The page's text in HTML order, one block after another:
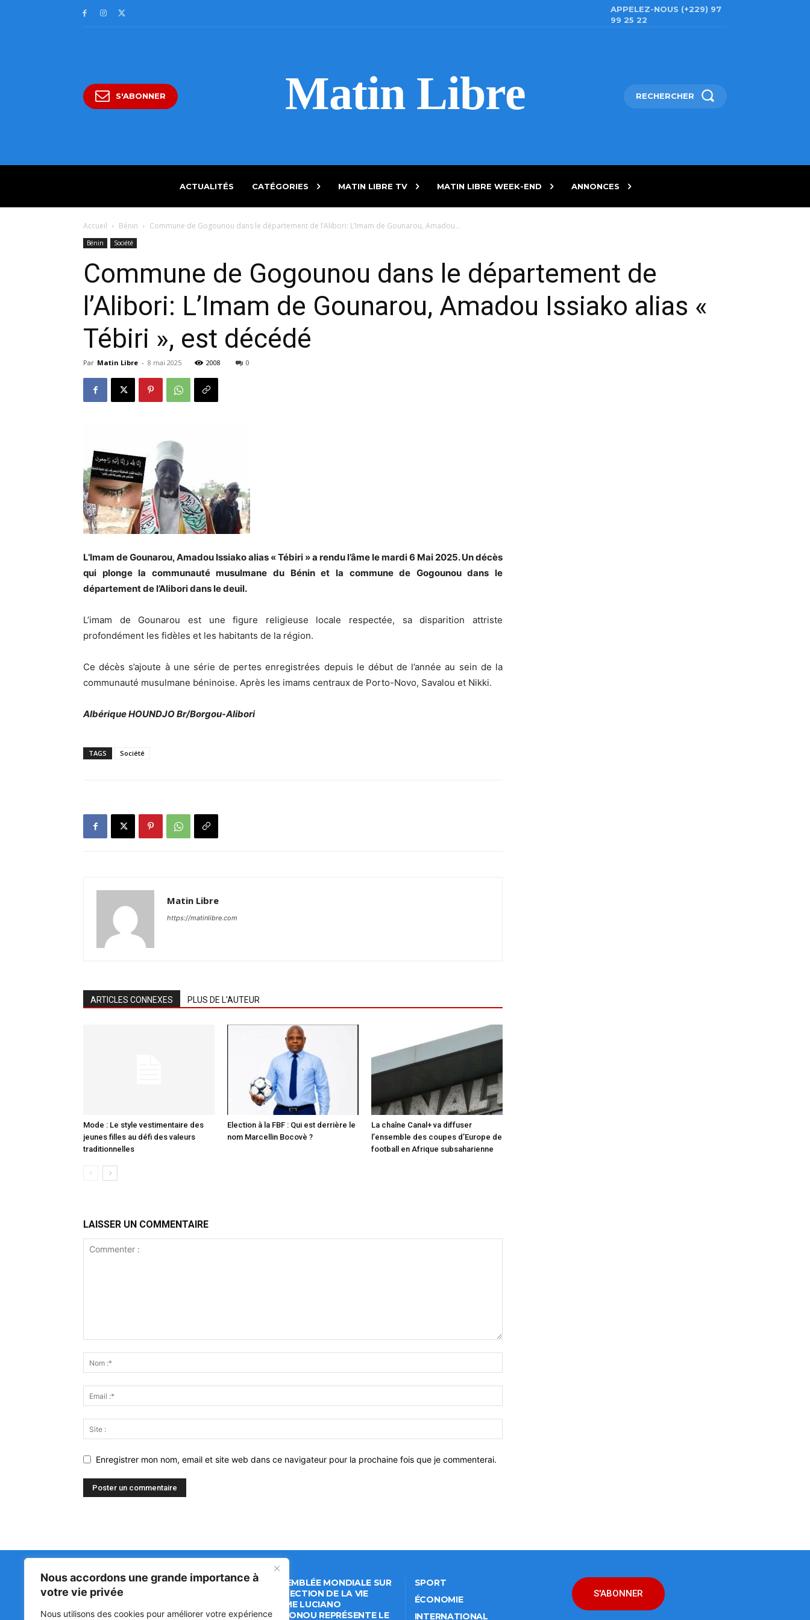
Nous accordons une grande importance à
votre vie privée
Nous utilisons des cookies pour améliorer votre expérience
APPELEZ-NOUS (+229) 97
99 25 22
S'ABONNER Matin Libre RECHERCHER
ACTUALITÉS CATÉGORIES MATIN LIBRE TV MATIN LIBRE WEEK-END ANNONCES
Accueil Bénin Commune de Gogounou dans le département de l’Alibori: L’Imam de Gounarou, Amadou...
Bénin Société
Commune de Gogounou dans le département de
l’Alibori: L’Imam de Gounarou, Amadou Issiako alias «
Tébiri », est décédé
Par Matin Libre - 8 mai 2025 2008 0
L’Imam de Gounarou, Amadou Issiako alias « Tébiri » a rendu l’âme le mardi 6 Mai 2025. Un décès
qui plonge la communauté musulmane du Bénin et la commune de Gogounou dans le
département de l’Alibori dans le deuil.
L’imam de Gounarou est une figure religieuse locale respectée, sa disparition attriste
profondément les fidèles et les habitants de la région.
Ce décès s’ajoute à une série de pertes enregistrées depuis le début de l’année au sein de la
communauté musulmane béninoise. Après les imams centraux de Porto-Novo, Savalou et Nikki.
Albérique HOUNDJO Br/Borgou-Alibori
TAGS Société
Matin Libre
https://matinlibre.com
ARTICLES CONNEXES PLUS DE L'AUTEUR
Mode : Le style vestimentaire des
jeunes filles au défi des valeurs
traditionnelles
Election à la FBF : Qui est derrière le
nom Marcellin Bocovè ?
La chaîne Canal+ va diffuser
l’ensemble des coupes d’Europe de
football en Afrique subsaharienne
LAISSER UN COMMENTAIRE
Enregistrer mon nom, email et site web dans ce navigateur pour la prochaine fois que je commenterai.
Matin Libre
Premiers sur l'info !
47ᵉ ASSEMBLÉE MONDIALE SUR
LA PROTECTION DE LA VIE
PRIVÉE: ME LUCIANO
HOUNKPONOU REPRÉSENTE LE
SPORT
ÉCONOMIE
INTERNATIONAL
S'ABONNER